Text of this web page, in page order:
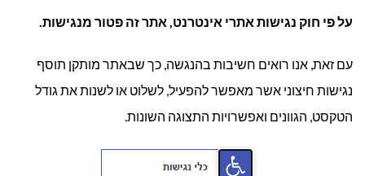
על פי חוק נגישות אתרי אינטרנט, אתר זה פטור מנגישות.
עם זאת, אנו רואים חשיבות בהנגשה, כך שבאתר מותקן תוסף
נגישות חיצוני אשר מאפשר להפעיל, לשלוט או לשנות את גודל
הטקסט, הגוונים ואפשרויות התצוגה השונות.